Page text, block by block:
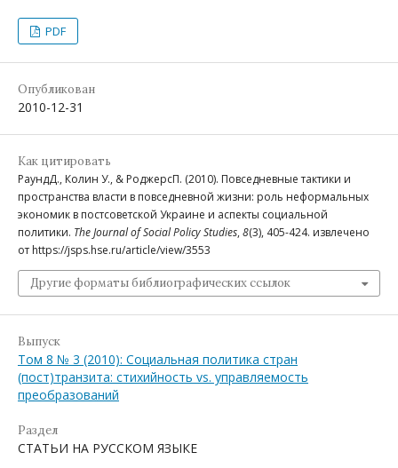
PDF
Опубликован
2010-12-31
Как цитировать
РаундД., Колин У., & РоджерсП. (2010). Повседневные тактики и
пространства власти в повседневной жизни: роль неформальных
экономик в постсоветской Украине и аспекты социальной
политики. The Journal of Social Policy Studies, 8(3), 405-424. извлечено
от https://jsps.hse.ru/article/view/3553
Другие форматы библиографических ссылок
Выпуск
Том 8 № 3 (2010): Социальная политика стран
(пост)транзита: стихийность vs. управляемость
преобразований
Раздел
СТАТЬИ НА РУССКОМ ЯЗЫКЕ